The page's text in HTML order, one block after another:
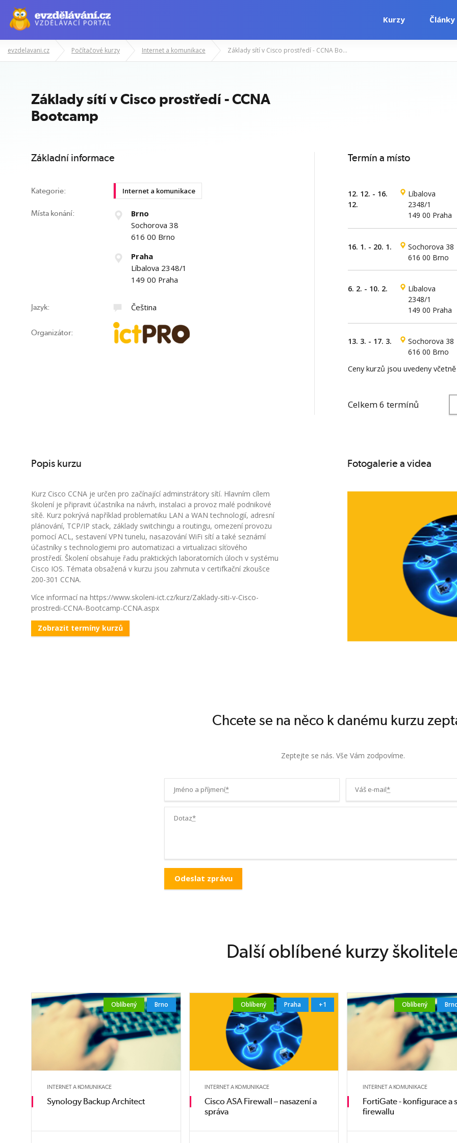
Kurzy Články
Manažerské kurzy Odborné znalosti Počítačové kurzy
evzdelavani.cz Počítačové kurzy Internet a komunikace Základy sítí v Cisco prostředí - CCNA Bootcamp
Základy sítí v Cisco prostředí - CCNA
Bootcamp
Základní informace
Kategorie: Internet a komunikace
Místa konání:
Brno
Sochorova 38
616 00 Brno
Praha
Líbalova 2348/1
149 00 Praha
Jazyk: Čeština
Organizátor:
Termín a místo
12. 12. - 16.
12.
Líbalova
2348/1
149 00 Praha
16. 1. - 20. 1.
Sochorova 38
616 00 Brno
6. 2. - 10. 2.
Líbalova
2348/1
149 00 Praha
13. 3. - 17. 3.
Sochorova 38
616 00 Brno
Ceny kurzů jsou uvedeny
Celkem 6 termínů
Popis kurzu
Kurz Cisco CCNA je určen pro začínající adminstrátory sítí. Hlavním cílem
školení je připravit účastníka na návrh, instalaci a provoz malé podnikové
sítě. Kurz pokrývá například problematiku LAN a WAN technologií, adresní
plánování, TCP/IP stack, základy switchingu a routingu, omezení provozu
pomocí ACL, sestavení VPN tunelu, nasazování WiFi sítí a také seznámí
účastníky s technologiemi pro automatizaci a virtualizaci síťového
prostředí. Školení obsahuje řadu praktických laboratorních úloch v systému
Cisco IOS. Témata obsažená v kurzu jsou zahrnuta v certifkační zkoušce
200-301 CCNA.
Více informací na https://www.skoleni-ict.cz/kurz/Zaklady-siti-v-Cisco-
prostredi-CCNA-Bootcamp-CCNA.aspx
Zobrazit termíny kurzů
Fotogalerie a videa
Chcete se na něco k danému kurzu
Zeptejte se nás. Vše Vám zodpovíme.
Jméno a příjmení* Váš e-mail*
Dotaz*
Další oblíbené kurzy
Oblíbený Brno
INTERNET A KOMUNIKACE
Synology Backup Architect
Oblíbený Praha +1
INTERNET A KOMUNIKACE
Cisco ASA Firewall – nasazení a
správa
Oblíbený
INTERNET A KOMUNIKACE
FortiGate - konfigurace a
firewallu